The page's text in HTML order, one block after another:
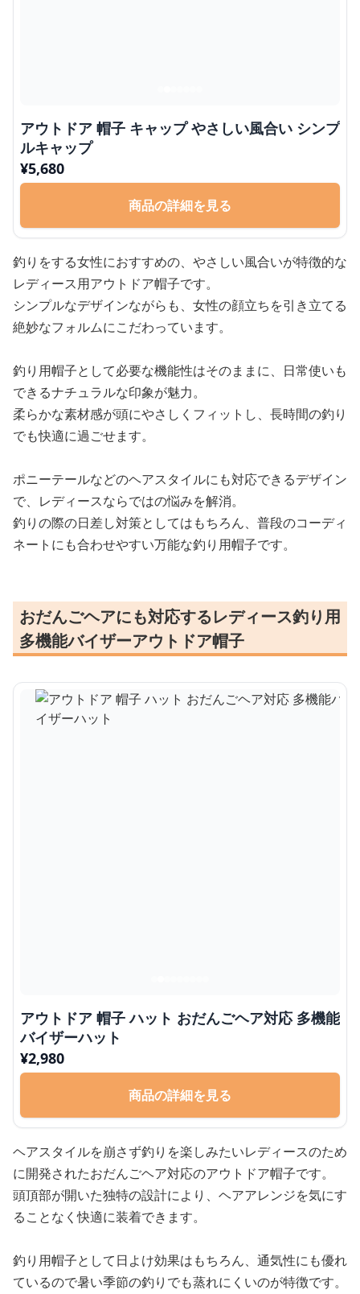
アウトドア 帽子 キャップ やさしい風合い シンプ
ルキャップ
¥5,680
商品の詳細を見る
釣りをする女性におすすめの、やさしい風合いが特徴的な
レディース用アウトドア帽子です。
シンプルなデザインながらも、女性の顔立ちを引き立てる
絶妙なフォルムにこだわっています。
釣り用帽子として必要な機能性はそのままに、日常使いも
できるナチュラルな印象が魅力。
柔らかな素材感が頭にやさしくフィットし、長時間の釣り
でも快適に過ごせます。
ポニーテールなどのヘアスタイルにも対応できるデザイン
で、レディースならではの悩みを解消。
釣りの際の日差し対策としてはもちろん、普段のコーディ
ネートにも合わせやすい万能な釣り用帽子です。
おだんごヘアにも対応するレディース釣り用
多機能バイザーアウトドア帽子
アウトドア 帽子 ハット おだんごヘア対応 多機能
バイザーハット
¥2,980
商品の詳細を見る
ヘアスタイルを崩さず釣りを楽しみたいレディースのため
に開発されたおだんごヘア対応のアウトドア帽子です。
頭頂部が開いた独特の設計により、ヘアアレンジを気にす
ることなく快適に装着できます。
釣り用帽子として日よけ効果はもちろん、通気性にも優れ
ているので暑い季節の釣りでも蒸れにくいのが特徴です。